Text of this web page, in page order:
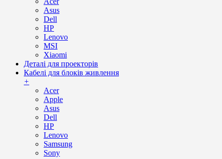
Asus
Dell
HP
Lenovo
MSI
Xiaomi
Деталі для проекторів
Кабелі для блоків живлення
+
Acer
Apple
Asus
Dell
HP
Lenovo
Samsung
Sony